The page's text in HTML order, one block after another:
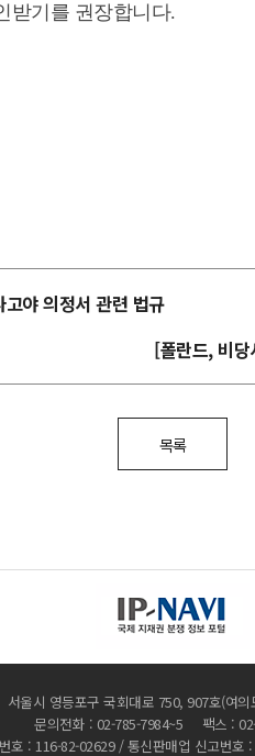
받기를 권장합니다.
야 의정서 관련 법규
[폴란드, 비
목록
서울시 영등포구 국회대로 750, 907호(여
문의전화 : 02-785-7984~5 팩스 :
호 : 116-82-02629 / 통신판매업 신고번호